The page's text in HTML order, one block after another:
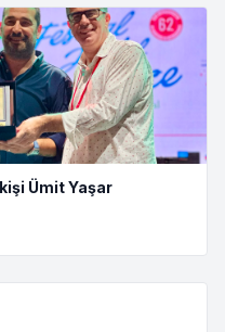
Ümit Yaşar